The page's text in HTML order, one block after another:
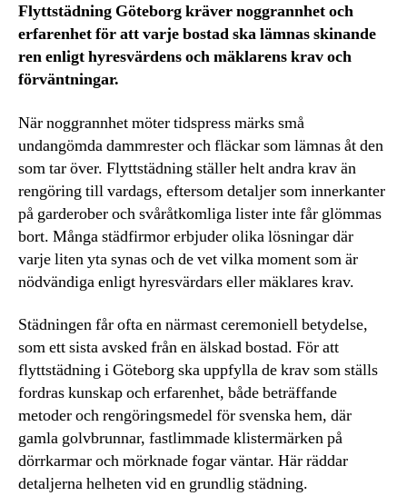
Flyttstädning Göteborg kräver noggrannhet och
erfarenhet för att varje bostad ska lämnas skinande
ren enligt hyresvärdens och mäklarens krav och
förväntningar.
När noggrannhet möter tidspress märks små
undangömda dammrester och fläckar som lämnas åt den
som tar över. Flyttstädning ställer helt andra krav än
rengöring till vardags, eftersom detaljer som innerkanter
på garderober och svåråtkomliga lister inte får glömmas
bort. Många städfirmor erbjuder olika lösningar där
varje liten yta synas och de vet vilka moment som är
nödvändiga enligt hyresvärdars eller mäklares krav.
Städningen får ofta en närmast ceremoniell betydelse,
som ett sista avsked från en älskad bostad. För att
flyttstädning i Göteborg ska uppfylla de krav som ställs
fordras kunskap och erfarenhet, både beträffande
metoder och rengöringsmedel för svenska hem, där
gamla golvbrunnar, fastlimmade klistermärken på
dörrkarmar och mörknade fogar väntar. Här räddar
detaljerna helheten vid en grundlig städning.